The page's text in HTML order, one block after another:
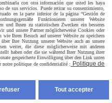
con otra información que usted les haya
de sus servicios. Puede retirar su consentimiento,
en la parte inferior de la página “Gestión de
Funktionieren unserer Website
und Ihnen zu statistischen Zwecken ein besseres
und unsere Partner möglicherweise Cookies oder
Ihren Besuch auf unserer Website zu speichern
Ihre Nutzung unserer Website auch an unsere
weiter, die diese möglicherweise mit anderen
haben oder die sie während Ihrer Nutzung ihrer
gespeicherte Einwilligung über den Link unten
notre politique de confidentialité :
Politique de
Tout accepter